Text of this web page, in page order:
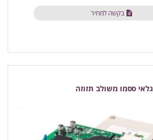
בקשה למחיר
גלאי ססמו משולב תזוזה